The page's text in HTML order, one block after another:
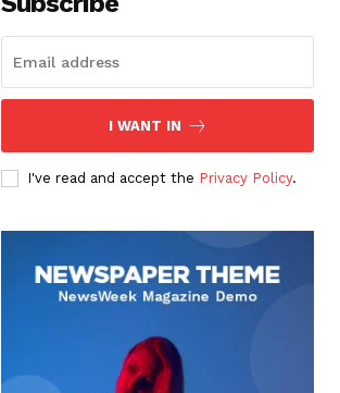
I WANT IN
I've read and accept the Privacy Policy.